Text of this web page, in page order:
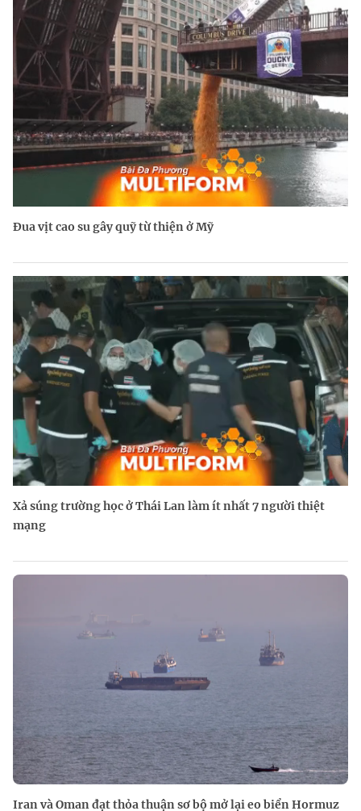
Đua vịt cao su gây quỹ từ thiện ở Mỹ
Xả súng trường học ở Thái Lan làm ít nhất 7 người thiệt
mạng
Iran và Oman đạt thỏa thuận sơ bộ mở lại eo biển Hormuz